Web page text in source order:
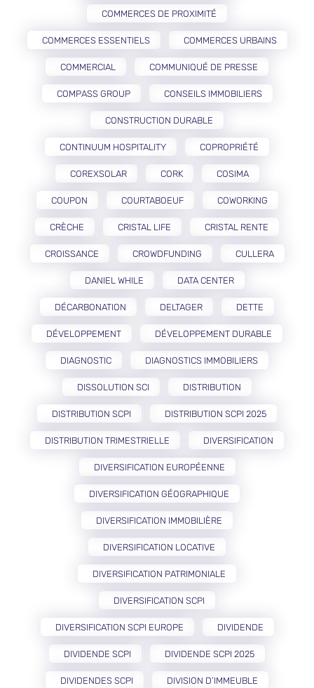
COMMERCES DE PROXIMITÉ
COMMERCES ESSENTIELS COMMERCES URBAINS
COMMERCIAL COMMUNIQUÉ DE PRESSE
COMPASS GROUP CONSEILS IMMOBILIERS
CONSTRUCTION DURABLE
CONTINUUM HOSPITALITY COPROPRIÉTÉ
COREXSOLAR CORK COSIMA
COUPON COURTABOEUF COWORKING
CRÈCHE CRISTAL LIFE CRISTAL RENTE
CROISSANCE CROWDFUNDING CULLERA
DANIEL WHILE DATA CENTER
DÉCARBONATION DELTAGER DETTE
DÉVELOPPEMENT DÉVELOPPEMENT DURABLE
DIAGNOSTIC DIAGNOSTICS IMMOBILIERS
DISSOLUTION SCI DISTRIBUTION
DISTRIBUTION SCPI DISTRIBUTION SCPI 2025
DISTRIBUTION TRIMESTRIELLE DIVERSIFICATION
DIVERSIFICATION EUROPÉENNE
DIVERSIFICATION GÉOGRAPHIQUE
DIVERSIFICATION IMMOBILIÈRE
DIVERSIFICATION LOCATIVE
DIVERSIFICATION PATRIMONIALE
DIVERSIFICATION SCPI
DIVERSIFICATION SCPI EUROPE DIVIDENDE
DIVIDENDE SCPI DIVIDENDE SCPI 2025
DIVIDENDES SCPI DIVISION D’IMMEUBLE